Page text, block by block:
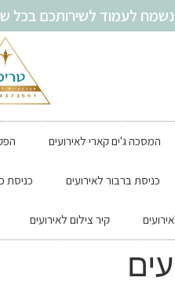
נשמח לעמוד לשירותכם בכל שאלה
המסכה ג'ים קארי לאירועים
כניסת ברבור לאירועים כניסת
קיר צילום לאירועים